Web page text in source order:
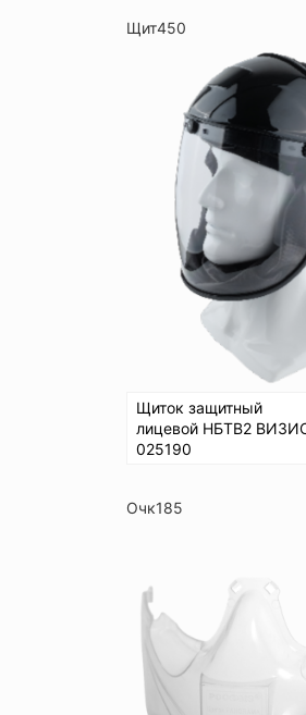
Щит450
Щиток защитный
лицевой НБТВ2
025190
Очк185